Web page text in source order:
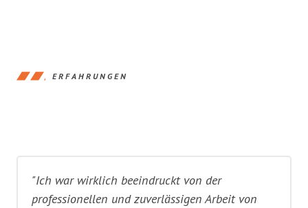
ERFAHRUNGEN
"Ich war wirklich beeindruckt von der
professionellen und zuverlässigen Arbeit von